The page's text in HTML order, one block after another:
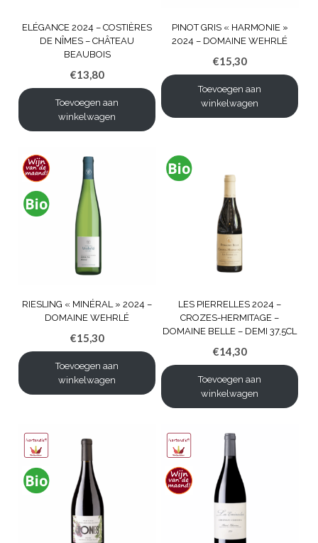
ELÉGANCE 2024 – COSTIÈRES
DE NÎMES – CHÂTEAU
BEAUBOIS
€13,80
Toevoegen aan
winkelwagen
PINOT GRIS « HARMONIE »
2024 – DOMAINE WEHRLÉ
€15,30
Toevoegen aan
winkelwagen
RIESLING « MINÉRAL » 2024 –
DOMAINE WEHRLÉ
€15,30
Toevoegen aan
winkelwagen
LES PIERRELLES 2024 –
CROZES-HERMITAGE –
DOMAINE BELLE – DEMI 37,5CL
€14,30
Toevoegen aan
winkelwagen